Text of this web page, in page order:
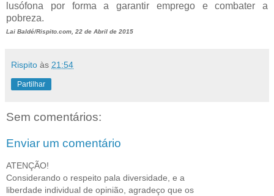
lusófona por forma a garantir emprego e combater a
pobreza.
Lai Baldé/Rispito.com, 22 de Abril de 2015
Rispito às 21:54
Partilhar
Sem comentários:
Enviar um comentário
ATENÇÃO!
Considerando o respeito pala diversidade, e a
liberdade individual de opinião, agradeço que os